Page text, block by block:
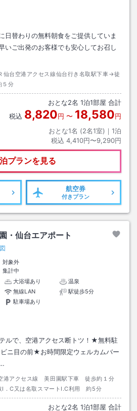
日替わりの無料朝食をご提供していま
いご出発のお客様でも安心してお召し
仙台空港アクセス線仙台行き名取駅下車→徒
５分
おとな2名 1泊1部屋 合計
税込 8,820円 〜 18,580円
おとな1名 (2名1室)｜ 1泊
税込 4,410円〜9,290円
プランを見る
航空券
付きプラン
・仙台エアポート
対象外
集計中
大浴場あり
温泉
無線LAN
駅徒歩5分
駐車場あり
ルで、空港アクセス断トツ！★無料駐
ニ目の前★お時間限定ウェルカムバー
空港アクセス線 美田園駅下車 徒歩約１分
I．C又は名取スマートI.C利用 約5分
おとな2名 1泊1部屋 合計